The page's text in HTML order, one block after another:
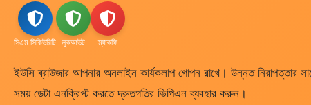
সিএম সিকিউরিটি লুকআউট ম্যাকফি
ইউসি ব্রাউজার আপনার অনলাইন কার্যকলাপ গোপন রাখে। উন্নত নিরাপত্তার সাথে
সময় ডেটা এনক্রিপ্ট করতে দ্রুতগতির ভিপিএন ব্যবহার করুন।